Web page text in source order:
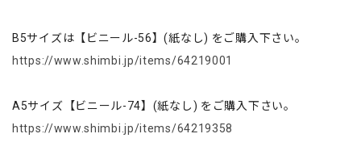
B5サイズは【ビニール-56】(紙なし) をご購入下さい。
https://www.shimbi.jp/items/64219001
A5サイズ【ビニール-74】(紙なし) をご購入下さい。
https://www.shimbi.jp/items/64219358